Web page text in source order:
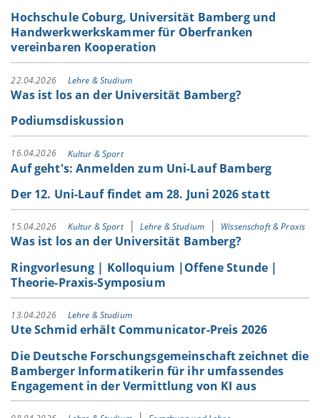
Hochschule Coburg, Universität Bamberg und
Handwerkwerkskammer für Oberfranken
vereinbaren Kooperation
22.04.2026 Lehre & Studium
Was ist los an der Universität Bamberg?
Podiumsdiskussion
16.04.2026 Kultur & Sport
Auf geht's: Anmelden zum Uni-Lauf Bamberg
Der 12. Uni-Lauf findet am 28. Juni 2026 statt
15.04.2026 Kultur & Sport Lehre & Studium Wissenschaft & Praxis
Was ist los an der Universität Bamberg?
Ringvorlesung | Kolloquium |Offene Stunde |
Theorie-Praxis-Symposium
13.04.2026 Lehre & Studium
Ute Schmid erhält Communicator-Preis 2026
Die Deutsche Forschungsgemeinschaft zeichnet die
Bamberger Informatikerin für ihr umfassendes
Engagement in der Vermittlung von KI aus